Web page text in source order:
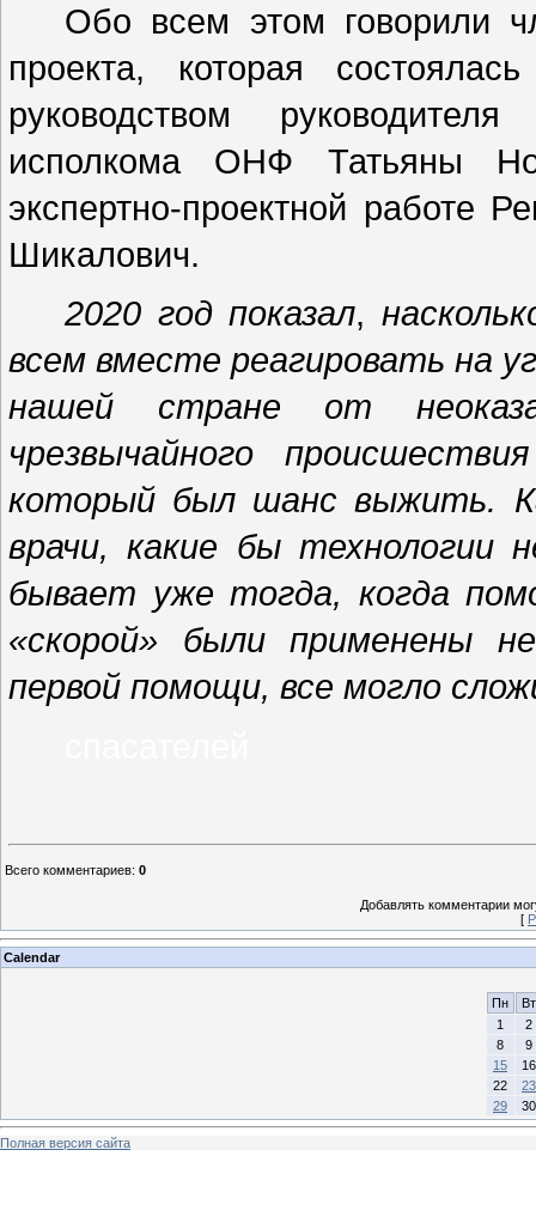
Обо всем этом говорили
проекта, которая
руководством
исполкома ОНФ Татьяны
экспертно-проектной работе
Шикалович.
2020 год показал,
всем вместе реагировать на
нашей стране от
чрезвычайного
который был шанс выжить.
врачи, какие бы технологии
бывает уже тогда, когда
«скорой» были применены
первой помощи, все могло
Всего комментариев: 0
Добавлять комментарии
[
Calendar
Пн
Вт
1
2
8
9
15
16
22
23
29
30
Полная версия сайта